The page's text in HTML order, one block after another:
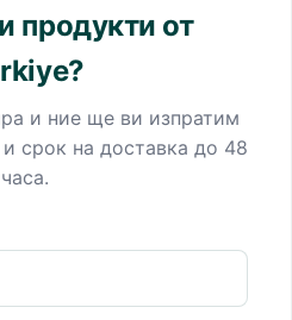
продукти от
и ние ще ви изпратим
срок на доставка до 48
часа.